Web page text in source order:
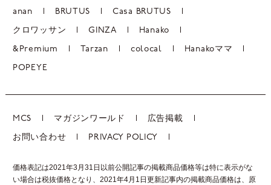
anan BRUTUS Casa BRUTUS
クロワッサン GINZA Hanako
&Premium Tarzan colocal Hanakoママ
POPEYE
MCS マガジンワールド 広告掲載
お問い合わせ PRIVACY POLICY
価格表記は2021年3月31日以前公開記事の掲載商品価格等は特に表示がな
い場合は税抜価格となり、2021年4月1日更新記事内の掲載商品価格は、 原